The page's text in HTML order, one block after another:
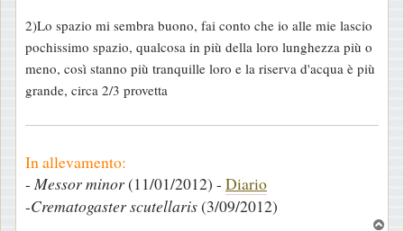
g
i
o
2)Lo spazio mi sembra buono, fai conto che io alle mie lascio
pochissimo spazio, qualcosa in più della loro lunghezza più o
meno, così stanno più tranquille loro e la riserva d'acqua è più
grande, circa 2/3 provetta
In allevamento:
- Messor minor(11/01/2012) - Diario
-Crematogaster scutellaris(3/09/2012)